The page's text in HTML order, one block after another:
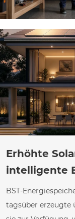
Erhöhte
intelligente
BST-
tagsüber erzeugte